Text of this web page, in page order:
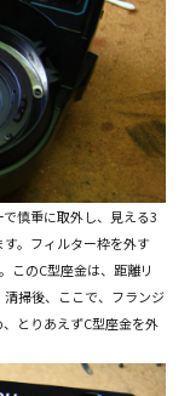
慎重に取外し、見える3
。フィルター枠を外す
このC型座金は、距離リ
掃後、ここで、フランジ
とりあえずC型座金を外